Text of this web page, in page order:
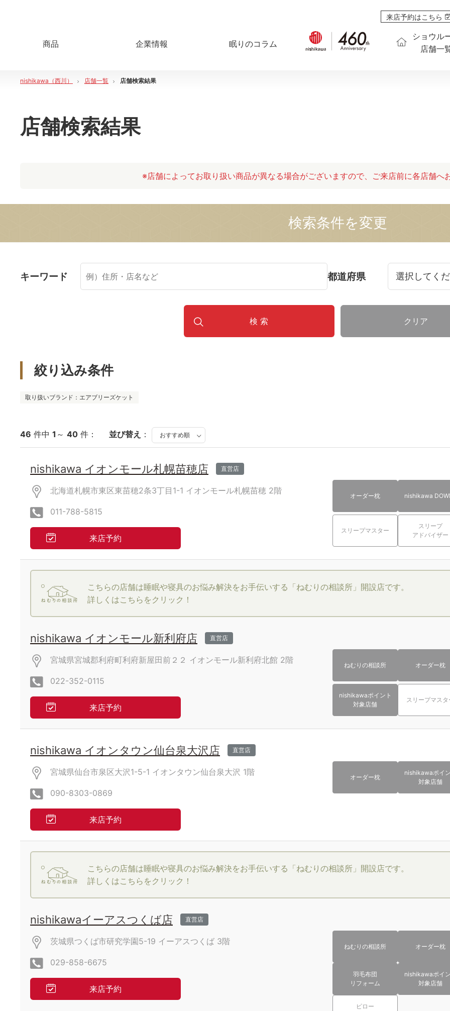
商品 企業情報 眠りのコラム
ショウル
店舗一
来店予約はこちら
nishikawa（西川） 店舗一覧 店舗検索結果
店舗検索結果
※店舗によってお取り扱い商品が異なる場合がございますので、ご来店前に各店舗へ
検索条件を変更
キーワード 都道府県
クリア
絞り込み条件
取り扱いブランド：エアブリーズケット
46 件中 1 ～ 40 件： 並び替え ：
nishikawa イオンモール札幌苗穂店 直営店
北海道札幌市東区東苗穂2条3丁目1-1 イオンモール札幌苗穂 2階
011-788-5815
来店予約
オーダー枕 nishikawa
スリープマスター
スリープ
アドバイザー
こちらの店舗は睡眠や寝具のお悩み解決をお手伝いする「ねむりの相談所」開設店です。
詳しくはこちらをクリック！
nishikawa イオンモール新利府店 直営店
宮城県宮城郡利府町利府新屋田前２２ イオンモール新利府北館 2階
022-352-0115
来店予約
ねむりの相談所 オーダー枕
nishikawaポイント
対象店舗
スリープマスタ
nishikawa イオンタウン仙台泉大沢店 直営店
宮城県仙台市泉区大沢1-5-1 イオンタウン仙台泉大沢 1階
090-8303-0869
来店予約
オーダー枕
nishikawaポイ
対象店舗
こちらの店舗は睡眠や寝具のお悩み解決をお手伝いする「ねむりの相談所」開設店です。
詳しくはこちらをクリック！
nishikawaイーアスつくば店 直営店
茨城県つくば市研究学園5-19 イーアスつくば 3階
029-858-6675
来店予約
ねむりの相談所 オーダー枕
羽毛布団
リフォーム
nishikawaポイ
対象店舗
ピロー